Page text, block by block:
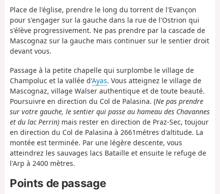
Place de l'église, prendre le long du torrent de l'Evançon
pour s'engager sur la gauche dans la rue de l'Ostrion qui
s'élève progressivement. Ne pas prendre par la cascade de
Mascognaz sur la gauche mais continuer sur le sentier droit
devant vous.
Passage à la petite chapelle qui surplombe le village de
Champoluc et la vallée d'Ayas. Vous atteignez le village de
Mascognaz, village Walser authentique et de toute beauté.
Poursuivre en direction du Col de Palasina. (Ne pas prendre
sur votre gauche, le sentier qui passe au hameau des Chavannes
et du lac Perrin) mais rester en direction de Praz-Sec, toujour
en direction du Col de Palasina à 2661métres d'altitude. La
montée est terminée. Par une légère descente, vous
atteindrez les sauvages lacs Bataille et ensuite le refuge de
l'Arp à 2400 mètres.
Points de passage